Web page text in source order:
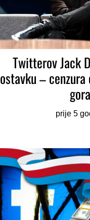
Twitterov Jack
ostavku –
gora
prije 5